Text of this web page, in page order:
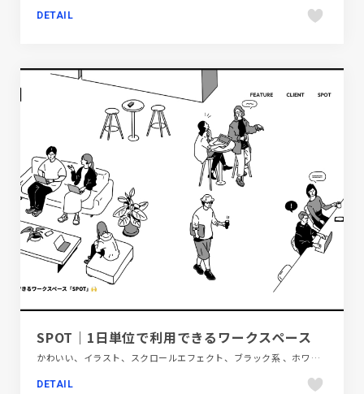
DETAIL
SPOT｜1日単位で利用できるワークスペース
かわいい、イラスト、スクロールエフェクト、ブラック系 、ホワイト系、ポップ、商業施設・レジャー、大きめ写真、手書き・ハンドメイド、教育・学校、施設・店舗サイト
DETAIL